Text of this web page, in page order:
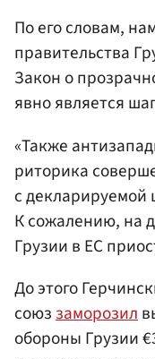
По его словам,
правительства
Закон о
явно является
«Также
риторика
с декларируемой
К сожалению, на
Грузии в ЕС
До этого
союззаморозил
обороны Грузии